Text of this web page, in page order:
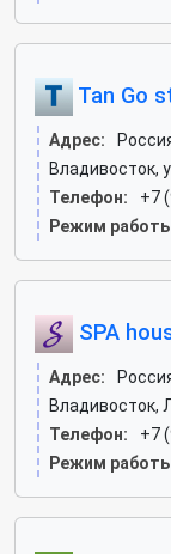
Tan Go
Адрес:
Владивосток,
Телефон:
+7
Режим
SPA
Адрес:
Владивосток,
Телефон:
+7
Режим